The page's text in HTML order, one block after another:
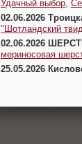
Удачный выбор
02.06.2026
"Шотландский
02.06.2026
мериносовая
25.05.2026